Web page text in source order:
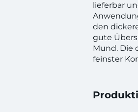
lieferbar
den
gute
Mund. Die
feinster